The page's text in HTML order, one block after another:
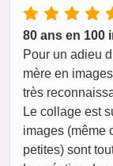
80 ans en 100
Pour un adieu
mère en
très
Le collage est
images (même
petites) sont